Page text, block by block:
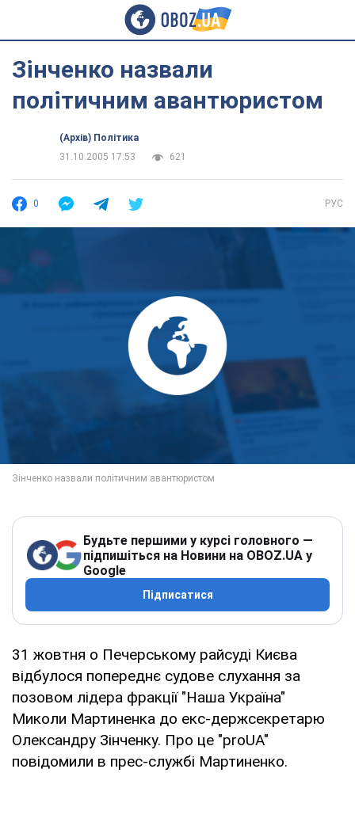
Зінченко назвали
політичним авантюристом
(Архів) Політика
31.10.2005 17:53
621
0 РУС
Будьте першими у курсі головного —
підпишіться на Новини на OBOZ.UA у
Google
Підписатися
31 жовтня о Печерському райсуді Києва
відбулося попереднє судове слухання за
позовом лідера фракції "Наша Україна"
Миколи Мартиненка до екс-держсекретарю
Олександру Зінченку. Про це "proUA"
повідомили в прес-службі Мартиненко.